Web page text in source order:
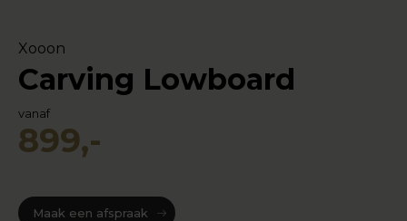
Xooon
Carving Lowboard
vanaf
899,-
Maak een afspraak